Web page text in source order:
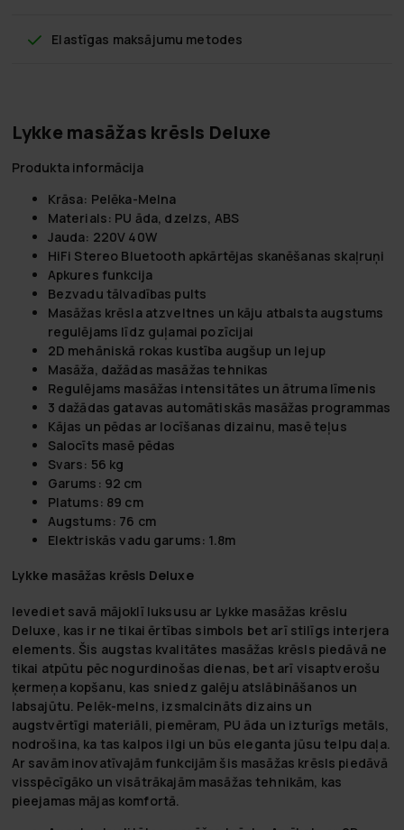
Elastīgas maksājumu metodes
Lykke masāžas krēsls Deluxe
Produkta informācija
Krāsa: Pelēka-Melna
Materials: PU āda, dzelzs, ABS
Jauda: 220V 40W
HiFi Stereo Bluetooth apkārtējas skanēšanas skaļruņi
Apkures funkcija
Bezvadu tālvadības pults
Masāžas krēsla atzveltnes un kāju atbalsta augstums
regulējams līdz guļamai pozīcijai
2D mehāniskā rokas kustība augšup un lejup
Masāža, dažādas masāžas tehnikas
Regulējams masāžas intensitātes un ātruma līmenis
3 dažādas gatavas automātiskās masāžas programmas
Kājas un pēdas ar locīšanas dizainu, masē teļus
Salocīts masē pēdas
Svars: 56 kg
Garums: 92 cm
Platums: 89 cm
Augstums: 76 cm
Elektriskās vadu garums: 1.8m
Lykke masāžas krēsls Deluxe
Ievediet savā mājoklī luksusu ar Lykke masāžas krēslu
Deluxe, kas ir ne tikai ērtības simbols bet arī stilīgs interjera
elements. Šis augstas kvalitātes masāžas krēsls piedāvā ne
tikai atpūtu pēc nogurdinošas dienas, bet arī visaptverošu
ķermeņa kopšanu, kas sniedz galēju atslābināšanos un
labsajūtu. Pelēk-melns, izsmalcināts dizains un
augstvērtīgi materiāli, piemēram, PU āda un izturīgs metāls,
nodrošina, ka tas kalpos ilgi un būs eleganta jūsu telpu daļa.
Ar savām inovatīvajām funkcijām šis masāžas krēsls piedāvā
visspēcīgāko un visātrākajām masāžas tehnikām, kas
pieejamas mājas komfortā.